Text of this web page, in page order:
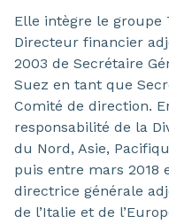
Elle intègre le groupe
Directeur financier
2003 de Secrétaire
Suez en tant que
Comité de direction.
responsabilité de la
du Nord, Asie,
puis entre mars 2018
directrice générale
de l’Italie et de